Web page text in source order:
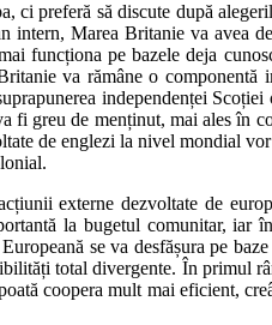
preferă să discute după
Marea Britanie va avea
funcționa pe bazele deja
va rămâne o componentă
independenței
de menținut, mai ales în
de englezi la nivel mondial
externe dezvoltate de
la bugetul comunitar, iar
se va desfășura pe
total divergente. În primul
coopera mult mai eficient,